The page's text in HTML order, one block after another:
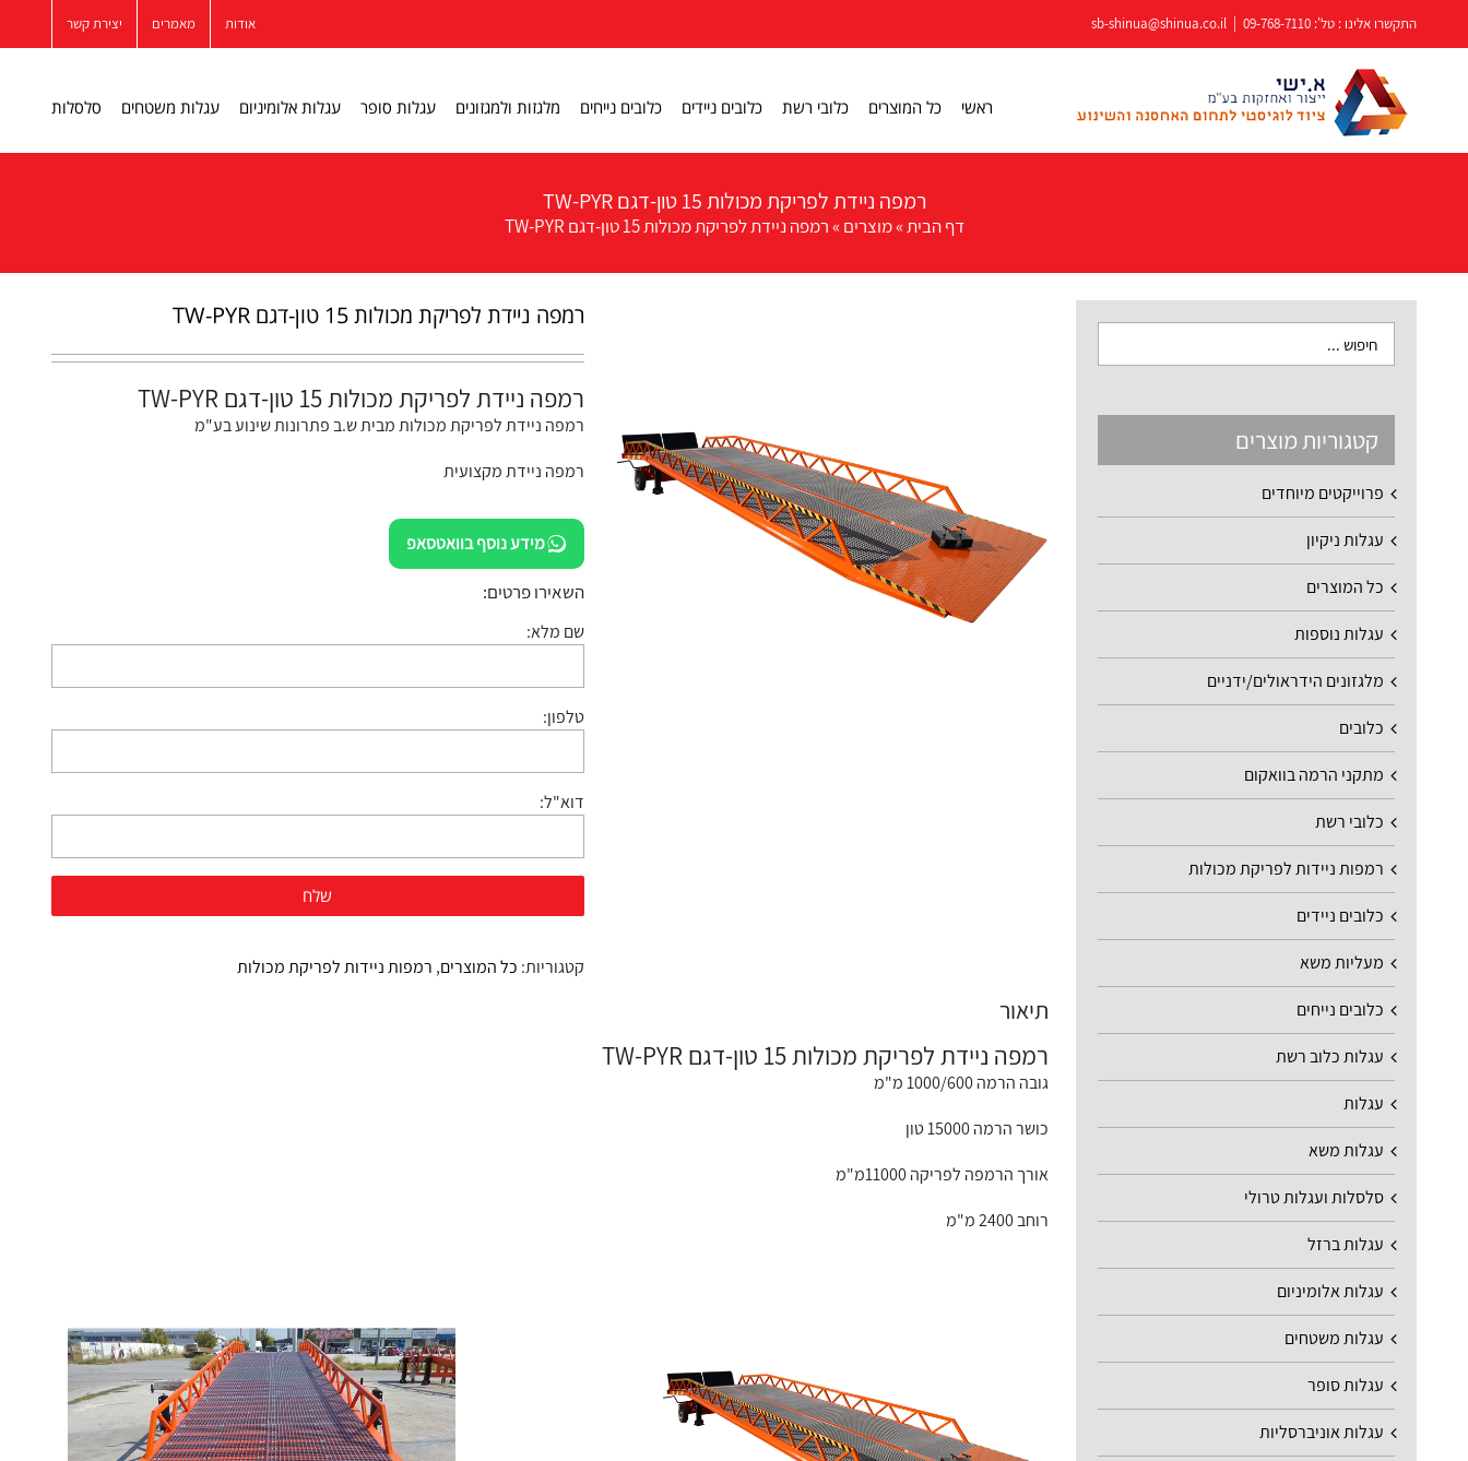
התקשרו אלינו : טל': 09-768-7110
sb-shinua@shinua.co.il אודות מאמרים יצירת קשר
ראשי כל המוצרים כלובי רשת כלובים ניידים כלובים נייחים מלגזות ולמגזונים עגלות סופר עגלות אלומיניום עגלות משטחים סלסלות
רמפה ניידת לפריקת מכולות 15 טון-דגם TW-PYR
דף הבית»מוצרים »רמפה ניידת לפריקת מכולות 15 טון-דגם TW-PYR
רמפה ניידת לפריקת מכולות 15 טון-דגם TW-PYR
רמפה ניידת לפריקת מכולות 15 טון-דגם TW-PYR
רמפה ניידת לפריקת מכולות מבית ש.ב פתרונות שינוע בע"מ
רמפה ניידת מקצועית
מידע נוסף בוואטסאפ
השאירו פרטים:
שם מלא:
טלפון:
דוא"ל:
קטגוריות: כל המוצרים, רמפות ניידות לפריקת מכולות
תיאור
רמפה ניידת לפריקת מכולות 15 טון-דגם TW-PYR
גובה הרמה 1000/600 מ"מ
כושר הרמה 15000 טון
אורך הרמפה לפריקה 11000מ"מ
רוחב 2400 מ"מ
קטגוריות מוצרים
פרוייקטים מיוחדים
עגלות ניקיון
כל המוצרים
עגלות נוספות
מלגזונים הידראולים/ידניים
כלובים
מתקני הרמה בוואקום
כלובי רשת
רמפות ניידות לפריקת מכולות
כלובים ניידים
מעליות משא
כלובים נייחים
עגלות כלוב רשת
עגלות
עגלות משא
סלסלות ועגלות טרולי
עגלות ברזל
עגלות אלומיניום
עגלות משטחים
עגלות סופר
עגלות אוניברסליות